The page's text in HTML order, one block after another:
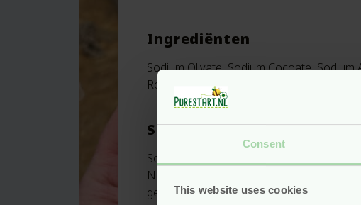
Consent
This website uses cookies
Ingrediënten
Sodium Olivate, Sodium Cocoate,
Rosmarinus Officinalis Oil, Citrus
Soap7
Soap7 is een kleine, ambachtelijke
Nederlandse Margot haar zepen op
gebruikt werden voor de zepen. Terug in